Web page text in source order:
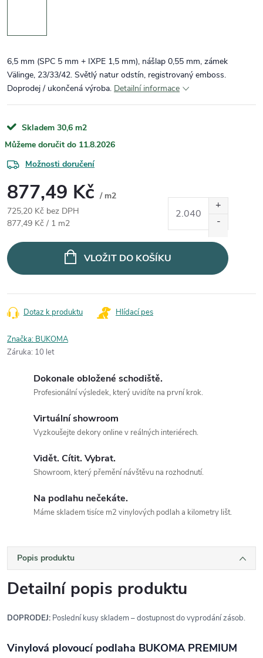
6,5 mm (SPC 5 mm + IXPE 1,5 mm), nášlap 0,55 mm, zámek
Välinge, 23/33/42. Světlý natur odstín, registrovaný emboss.
Doprodej / ukončená výroba. Detailní informace
Skladem 30,6 m2
11.8.2026
Možnosti doručení
877,49 Kč / m2
725,20 Kč bez DPH
Měrná cena:
877,49 Kč / 1 m2
VLOŽIT DO KOŠÍKU
Dotaz k produktu Hlídací pes
Značka: BUKOMA
Záruka: 10 let
Dokonale obložené schodiště.
Profesionální výsledek, který uvidíte na první krok.
Virtuální showroom
Vyzkoušejte dekory online v reálných interiérech.
Vidět. Cítit. Vybrat.
Showroom, který přemění návštěvu na rozhodnutí.
Na podlahu nečekáte.
Máme skladem tisíce m2 vinylových podlah a kilometry lišt.
Popis produktu
Detailní popis produktu
DOPRODEJ: Poslední kusy skladem – dostupnost do vyprodání zásob.
Vinylová plovoucí podlaha BUKOMA PREMIUM